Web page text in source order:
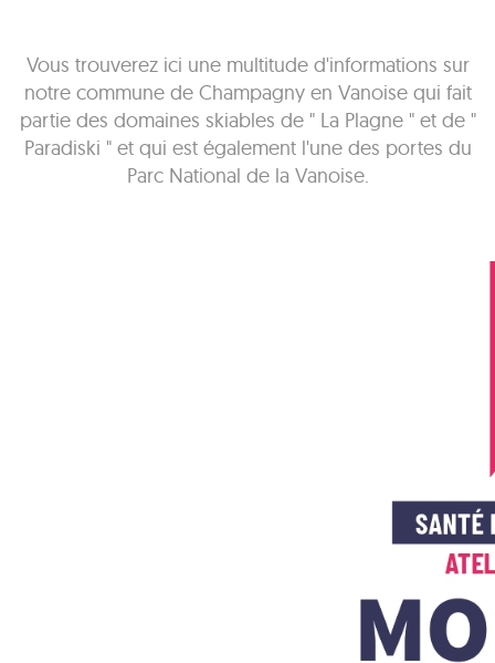
Vous trouverez ici une multitude d'informations sur
notre commune de Champagny en Vanoise qui fait
partie des domaines skiables de " La Plagne " et de "
Paradiski " et qui est également l'une des portes du
Parc National de la Vanoise.